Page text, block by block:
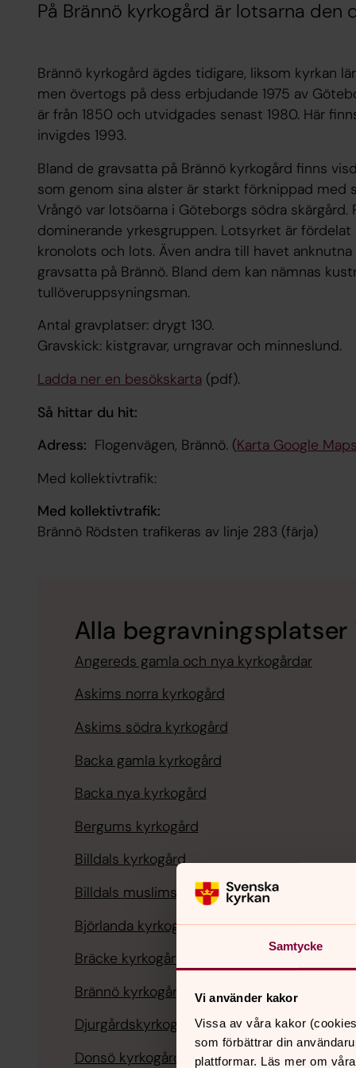
Samtycke
Vi använder kakor
Vissa av våra kakor
som förbättrar din
plattformar. Läs mer om
På Brännö kyrkogård är lotsarna den
Brännö kyrkogård ägdes tidigare, liksom kyrkan
men övertogs på dess erbjudande 1975 av
är från 1850 och utvidgades senast 1980. Här
invigdes 1993.
Bland de gravsatta på Brännö kyrkogård finns
som genom sina alster är starkt förknippad med
Vrångö var lotsöarna i Göteborgs södra skärgård.
dominerande yrkesgruppen. Lotsyrket är
kronolots och lots. Även andra till havet
gravsatta på Brännö. Bland dem kan nämnas
tullöveruppsyningsman.
Antal gravplatser: drygt 130.
Gravskick: kistgravar, urngravar och minneslund.
Ladda ner en besökskarta(pdf).
Så hittar du hit:
Adress: Flogenvägen, Brännö. (Karta Google Maps
Med kollektivtrafik:
Med kollektivtrafik:
Brännö Rödsten trafikeras av linje 283 (färja)
Alla begravningsplatser
Angereds gamla och nya kyrkogårdar
Askims norra kyrkogård
Askims södra kyrkogård
Backa gamla kyrkogård
Backa nya kyrkogård
Bergums kyrkogård
Billdals kyrkogård
Billdals muslimska begravningsplats
Björlanda kyrkogård
Bräcke kyrkogård
Brännö kyrkogård
Djurgårdskyrkogården
Donsö kyrkogård